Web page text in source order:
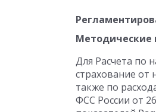
Методические
Для Расчета по
страхование от
также по
ФСС России от